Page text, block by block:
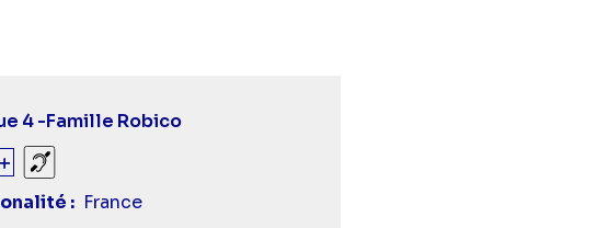
4 -Famille Robico
Sourds et malentendants
France